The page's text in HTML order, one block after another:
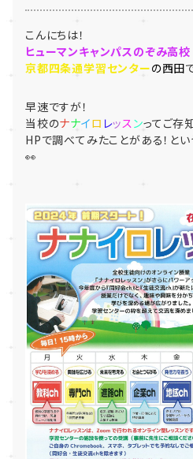
こんにちは！
ヒューマンキャンパスのぞみ高校
京都四条通学習センターの西田
早速ですが！
当校のナナイロ レッスンってご存
HPで調べてみたことがある！と
👀